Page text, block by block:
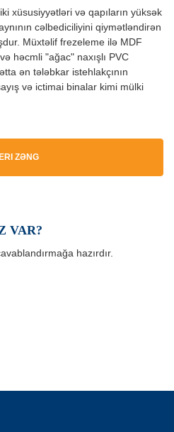
xüsusiyyətləri və qapıların yüksək
cəlbediciliyini qiymətləndirən
Müxtəlif frezeleme ilə MDF
həcmli "ağac" naxışlı PVC
ən tələbkar istehlakçının
və ictimai binalar kimi mülki
ZƏNG
VAR?
hazırdır.